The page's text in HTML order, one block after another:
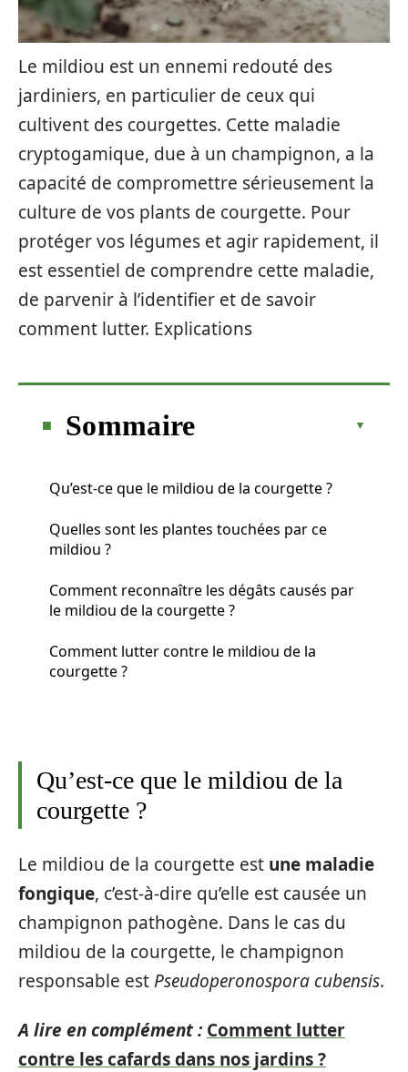
Le mildiou est un ennemi redouté des
jardiniers, en particulier de ceux qui
cultivent des courgettes. Cette maladie
cryptogamique, due à un champignon, a la
capacité de compromettre sérieusement la
culture de vos plants de courgette. Pour
protéger vos légumes et agir rapidement, il
est essentiel de comprendre cette maladie,
de parvenir à l’identifier et de savoir
comment lutter. Explications
Sommaire
Qu’est-ce que le mildiou de la courgette ?
Quelles sont les plantes touchées par ce
mildiou ?
Comment reconnaître les dégâts causés par
le mildiou de la courgette ?
Comment lutter contre le mildiou de la
courgette ?
Qu’est-ce que le mildiou de la
courgette ?
Le mildiou de la courgette est une maladie
fongique, c’est-à-dire qu’elle est causée un
champignon pathogène. Dans le cas du
mildiou de la courgette, le champignon
responsable estPseudoperonospora cubensis.
A lire en complément : Comment lutter
contre les cafards dans nos jardins ?